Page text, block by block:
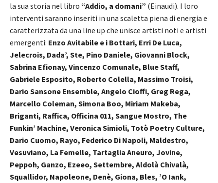
la sua storia nel libro “Addio, a domani” (Einaudi). I loro
interventi saranno inseriti in una scaletta piena di energia e
caratterizzata da una line up che unisce artisti noti e artisti
emergenti: Enzo Avitabile e i Bottari, Erri De Luca,
Jelecrois, Dada’, Ste, Pino Daniele, Giovanni Block,
Sabrina Efionay, Vincenzo Comunale, Blue Staff,
Gabriele Esposito, Roberto Colella, Massimo Troisi,
Dario Sansone Ensemble, Angelo Cioffi, Greg Rega,
Marcello Coleman, Simona Boo, Miriam Makeba,
Briganti, Raffica, Officina 011, Sangue Mostro, The
Funkin’ Machine, Veronica Simioli, Totò Poetry Culture,
Dario Cuomo, Rayo, Federico Di Napoli, Maldestro,
Vesuviano, La Femelle, Tartaglia Aneuro, Jovine,
Peppoh, Ganzo, Ezeeo, Settembre, Aldolà Chivalà,
Squallidor, Napoleone, Denè, Giona, Bles, ’O Iank,